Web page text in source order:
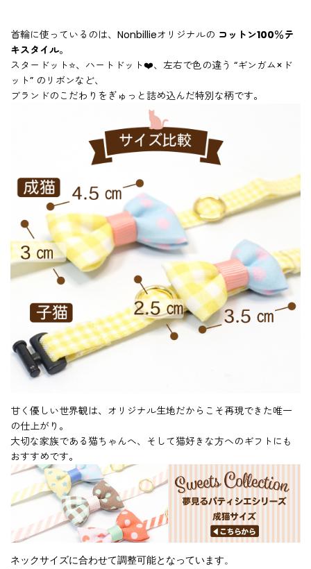
首輪に使っているのは、Nonbillieオリジナルの コットン100％テ
キスタイル。
スタードット⭐、ハートドット❤️、左右で色の違う “ギンガム×ド
ット” のリボンなど、
ブランドのこだわりをぎゅっと詰め込んだ特別な柄です。
甘く優しい世界観は、オリジナル生地だからこそ再現できた唯一
の仕上がり。
大切な家族である猫ちゃんへ、そして猫好きな方へのギフトにも
おすすめです。
ネックサイズに合わせて調整可能となっています。